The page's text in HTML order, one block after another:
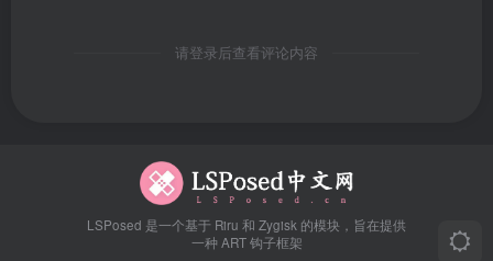
请登录后查看评论内容
LSPosed 是一个基于 Riru 和 Zygisk 的模块，旨在提供
一种 ART 钩子框架